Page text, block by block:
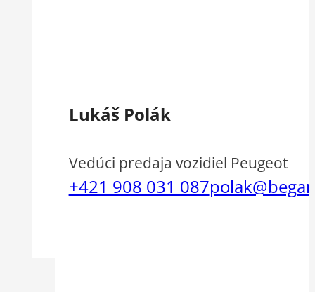
Lukáš Polák
Vedúci predaja vozidiel Peugeot
+421 908 031 087